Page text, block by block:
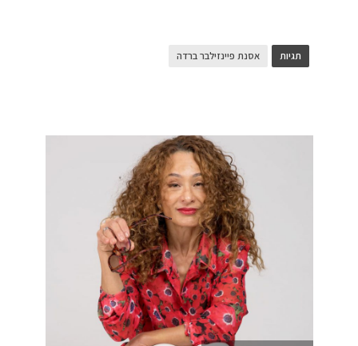
תגיות אסנת פיינזילבר ברדה